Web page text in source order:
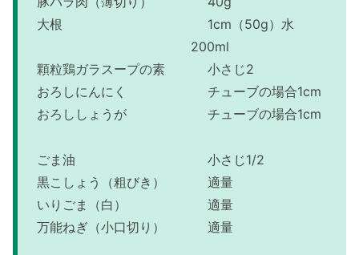
大根 1cm（50g）水
200ml
顆粒鶏ガラスープの素 小さじ2
おろしにんにく チューブの場合1cm
おろししょうが チューブの場合1cm
ごま油 小さじ1/2
黒こしょう（粗びき） 適量
いりごま（白） 適量
万能ねぎ（小口切り） 適量